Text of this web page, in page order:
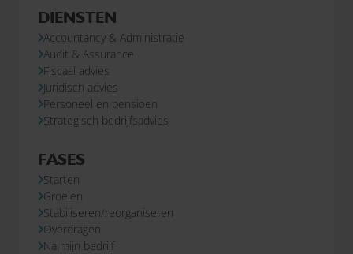
DIENSTEN
Accountancy & Administratie
Audit & Assurance
Fiscaal advies
Juridisch advies
Personeel en pensioen
Strategisch bedrijfsadvies
FASES
Starten
Groeien
Stabiliseren/reorganiseren
Overdragen
Na mijn bedrijf